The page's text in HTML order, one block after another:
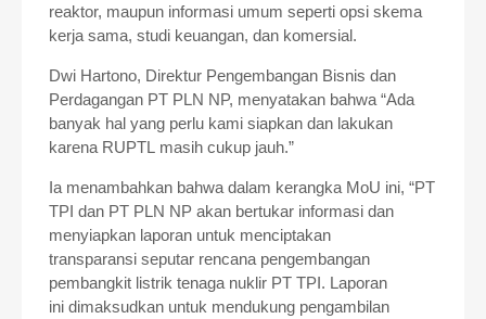
reaktor, maupun informasi umum seperti opsi skema
kerja sama, studi keuangan, dan komersial.
Dwi Hartono, Direktur Pengembangan Bisnis dan
Perdagangan PT PLN NP, menyatakan bahwa “Ada
banyak hal yang perlu kami siapkan dan lakukan
karena RUPTL masih cukup jauh.”
Ia menambahkan bahwa dalam kerangka MoU ini, “PT
TPI dan PT PLN NP akan bertukar informasi dan
menyiapkan laporan untuk menciptakan
transparansi seputar rencana pengembangan
pembangkit listrik tenaga nuklir PT TPI. Laporan
ini dimaksudkan untuk mendukung pengambilan